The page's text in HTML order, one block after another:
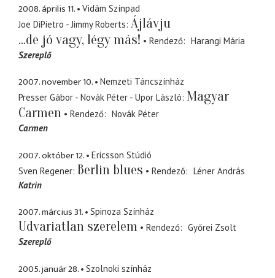
2008. április 11.
Vidám Színpad
Joe DiPietro - Jimmy Roberts Ájlávju
...de jó vagy, légy más!
Rendező
Harangi Mária
Szereplő
2007. november 10.
Nemzeti Táncszínház
Presser Gábor - Novák Péter - Upor László Magyar
Carmen
Rendező
Novák Péter
Carmen
2007. október 12.
Ericsson Stúdió
Sven Regener Berlin blues Rendező
Léner András
Katrin
2007. március 31. Spinoza Színház
Udvariatlan szerelem Rendező
Győrei Zsolt
Szereplő
2005. január 28.
Szolnoki színház